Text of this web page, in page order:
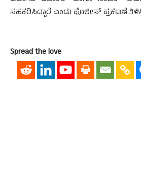
ಸಹಕರಿಸಿದ್ದಾರೆ ಎಂದು ಪೊಲೀಸ್ ಪ್ರಕಟಣೆ
Spread the love